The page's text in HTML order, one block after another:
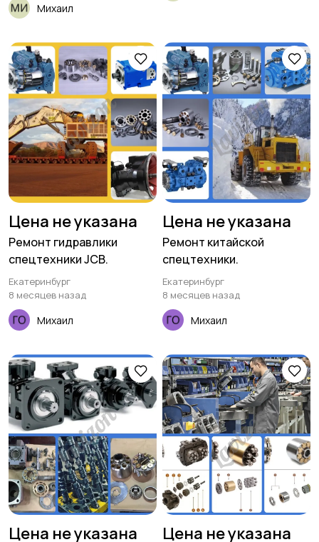
Михаил
Цена не указана
Ремонт гидравлики
спецтехники JCB.
Екатеринбург
8 месяцев назад
Михаил
Цена не указана
Ремонт китайской
спецтехники.
Екатеринбург
8 месяцев назад
Михаил
Цена не указана Цена не указана